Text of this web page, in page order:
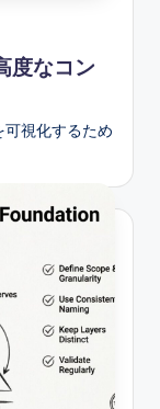
度なコン
視化するため